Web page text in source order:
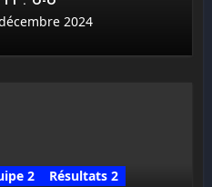
2024
2
Résultats 2